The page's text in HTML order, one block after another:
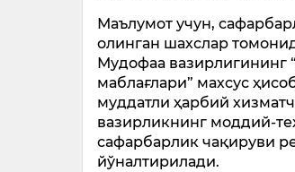
Маълумот учун,
олинган шахслар
Мудофаа вазирлигининг
маблағлари” махсус
муддатли ҳарбий
вазирликнинг моддий-
сафарбарлик чақируви
йўналтирилади.